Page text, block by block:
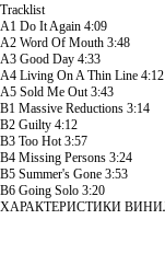
Tracklist
A1 Do It Again 4:09
A2 Word Of Mouth 3:48
A3 Good Day 4:33
A4 Living On A Thin Line 4:12
A5 Sold Me Out 3:43
B1 Massive Reductions 3:14
B2 Guilty 4:12
B3 Too Hot 3:57
B4 Missing Persons 3:24
B5 Summer's Gone 3:53
B6 Going Solo 3:20